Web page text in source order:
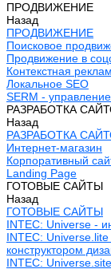
ПРОДВИЖЕНИЕ
Назад
ПРОДВИЖЕНИЕ
Поисковое
Продвижение в
Контекстная
Локальное SEO
SERM -
РАЗРАБОТКА
Назад
РАЗРАБОТКА
Интернет-магазин
Корпоративный
Landing Page
ГОТОВЫЕ САЙТЫ
Назад
ГОТОВЫЕ САЙТЫ
INTEC: Universe -
INTEC:
конструктором
INTEC: